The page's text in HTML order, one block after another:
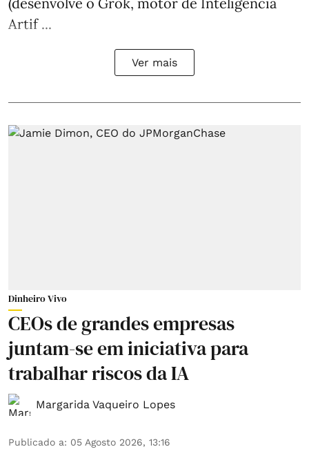
Artif ...
Ver mais
Dinheiro Vivo
CEOs de grandes empresas
juntam-se em iniciativa para
trabalhar riscos da IA
Margarida Vaqueiro Lopes
Publicado a: 05 Agosto 2026, 13:16